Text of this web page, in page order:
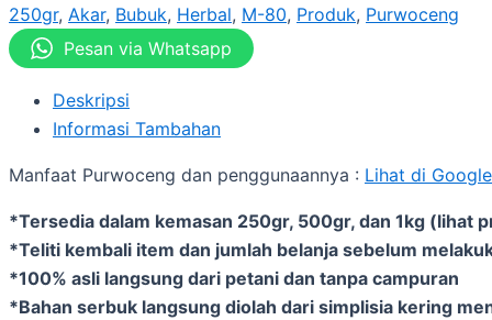
250gr, Akar, Bubuk, Herbal, M-80, Produk, Purwoceng
Pesan via Whatsapp
Deskripsi
Informasi Tambahan
Manfaat Purwoceng dan penggunaannya : Lihat di Google
*Tersedia dalam kemasan 250gr, 500gr, dan 1kg (lihat
*Teliti kembali item dan jumlah belanja sebelum
*100% asli langsung dari petani dan tanpa campuran
*Bahan serbuk langsung diolah dari simplisia kering